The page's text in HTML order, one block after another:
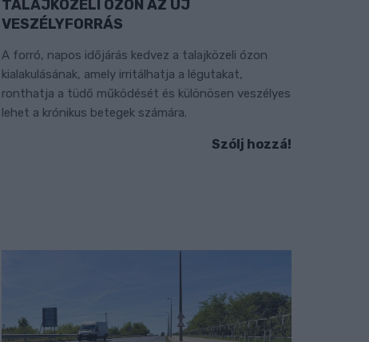
TALAJKÖZELI ÓZON AZ ÚJ
VESZÉLYFORRÁS
A forró, napos időjárás kedvez a talajközeli ózon
kialakulásának, amely irritálhatja a légutakat,
ronthatja a tüdő működését és különösen veszélyes
lehet a krónikus betegek számára.
Szólj hozzá!